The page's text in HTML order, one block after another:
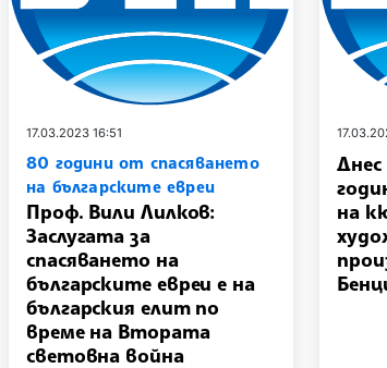
17.03.2023 16:51
80 години от спасяването
на българските евреи
Проф. Вили Лилков:
Заслугата за
спасяването на
българските евреи е на
българския елит по
време на Втората
световна война
на